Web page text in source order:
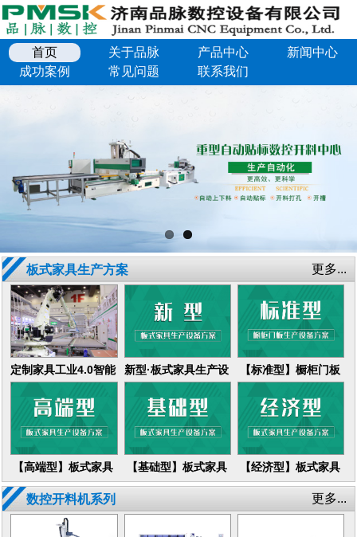
首页 关于品脉 产品中心
新闻中心
成功案例
常见问题 联系我们
更多...
板式家具生产方案
定制家具工业4.0智能
新型·板式家具生产设
【标准型】橱柜门板
【高端型】板式家具
生产设备方案
【基础型】板式家具
生产线设备方案
【经济型】板式家具
生产设备方案
更多...
数控开料机系列